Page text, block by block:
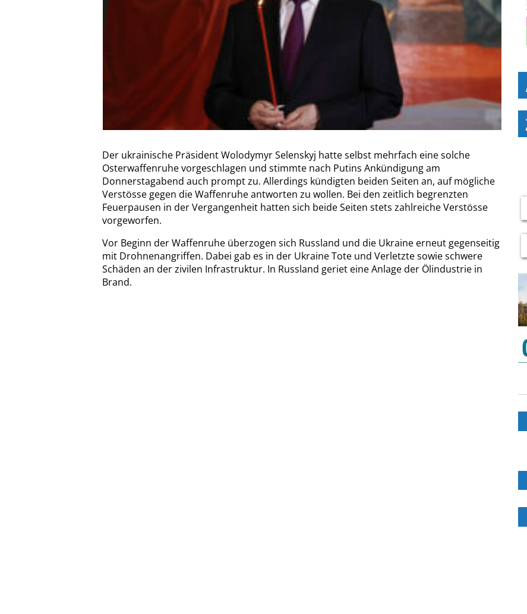
Der ukrainische Präsident Wolodymyr Selenskyj hatte selbst mehrfach eine solche
Osterwaffenruhe vorgeschlagen und stimmte nach Putins Ankündigung am
Donnerstagabend auch prompt zu. Allerdings kündigten beiden Seiten an, auf mögliche
Verstösse gegen die Waffenruhe antworten zu wollen. Bei den zeitlich begrenzten
Feuerpausen in der Vergangenheit hatten sich beide Seiten stets zahlreiche Verstösse
vorgeworfen.
Vor Beginn der Waffenruhe überzogen sich Russland und die Ukraine erneut gegenseitig
mit Drohnenangriffen. Dabei gab es in der Ukraine Tote und Verletzte sowie schwere
Schäden an der zivilen Infrastruktur. In Russland geriet eine Anlage der Ölindustrie in
Brand.